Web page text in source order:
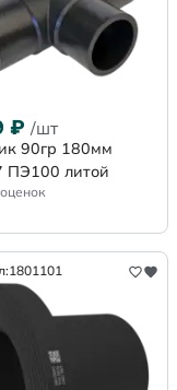
₽ /шт
90гр 180мм
ПЭ100 литой
1801101